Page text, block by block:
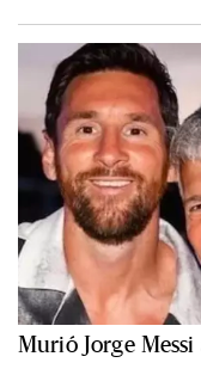
Murió Jorge Messi